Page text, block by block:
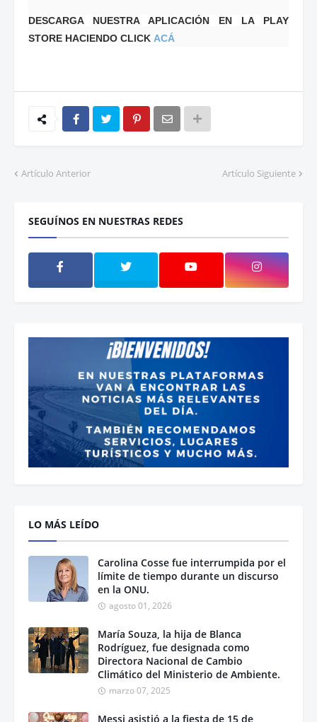
DESCARGA NUESTRA APLICACIÓN EN LA PLAY
STORE HACIENDO CLICK ACÁ
Artículo Anterior Artículo Siguiente
SEGUÍNOS EN NUESTRAS REDES
LO MÁS LEÍDO
Carolina Cosse fue interrumpida por el
límite de tiempo durante un discurso
en la ONU.
agosto 01, 2026
María Souza, la hija de Blanca
Rodríguez, fue designada como
Directora Nacional de Cambio
Climático del Ministerio de Ambiente.
marzo 07, 2025
Messi asistió a la fiesta de 15 de